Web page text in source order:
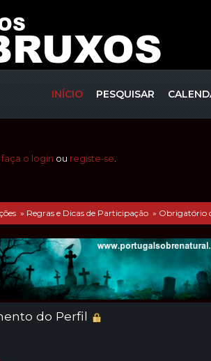
INÍCIO PESQUISAR
faça o login ou registe-se.
» Regras e Dicas de Participação » Obrigatório
do Perfil